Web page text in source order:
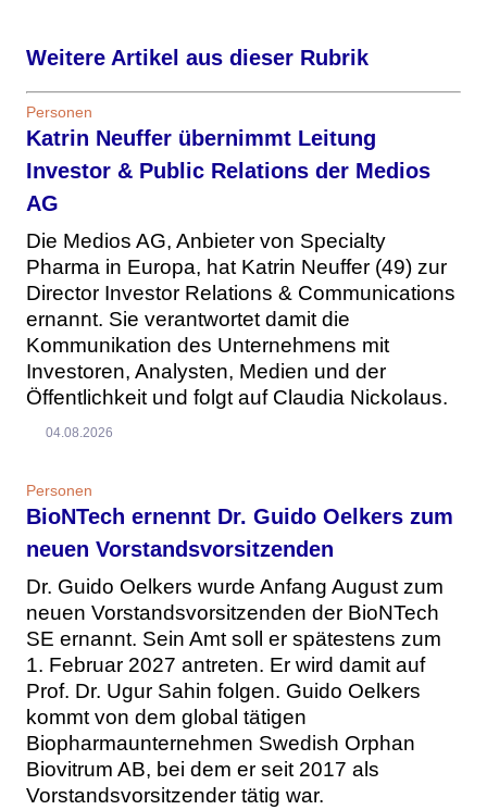
Weitere Artikel aus dieser Rubrik
Personen
Katrin Neuffer übernimmt Leitung
Investor & Public Relations der Medios
AG
Die Medios AG, Anbieter von Specialty
Pharma in Europa, hat Katrin Neuffer (49) zur
Director Investor Relations & Communications
ernannt. Sie verantwortet damit die
Kommunikation des Unternehmens mit
Investoren, Analysten, Medien und der
Öffentlichkeit und folgt auf Claudia Nickolaus.
04.08.2026
Personen
BioNTech ernennt Dr. Guido Oelkers zum
neuen Vorstandsvorsitzenden
Dr. Guido Oelkers wurde Anfang August zum
neuen Vorstandsvorsitzenden der BioNTech
SE ernannt. Sein Amt soll er spätestens zum
1. Februar 2027 antreten. Er wird damit auf
Prof. Dr. Ugur Sahin folgen. Guido Oelkers
kommt von dem global tätigen
Biopharmaunternehmen Swedish Orphan
Biovitrum AB, bei dem er seit 2017 als
Vorstandsvorsitzender tätig war.